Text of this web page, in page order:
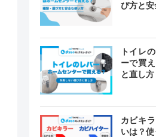
び方と
トイレ
ーで買
と直し方
カビキ
いは？使